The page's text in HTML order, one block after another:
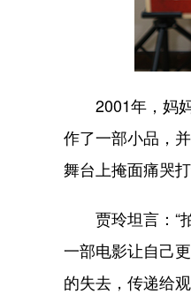
2001年，妈妈
作了一部小品，
舞台上掩面痛哭
贾玲坦言：“拍
一部电影让自己
的失去，传递给